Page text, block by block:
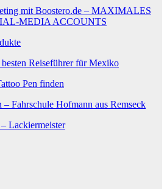
mit Boostero.de – MAXIMALES
MEDIA ACCOUNTS
Reiseführer für Mexiko
Pen finden
Fahrschule Hofmann aus Remseck
Lackiermeister